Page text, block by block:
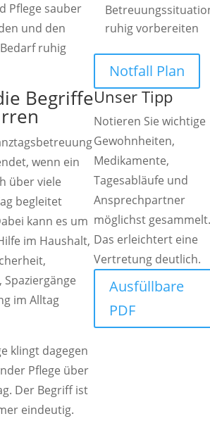
Pflege sauber
und den
ruhig
Begriffe
wenn ein
über viele
begleitet
kann es um
im Haushalt,
im Alltag
klingt dagegen
Pflege über
Der Begriff ist
eindeutig.
ruhig vorbereiten
Notfall Plan
Unser Tipp
Notieren Sie wichtige
Gewohnheiten,
Medikamente,
Tagesabläufe und
Ansprechpartner
möglichst gesammelt.
Das erleichtert eine
Vertretung deutlich.
Ausfüllbare
PDF